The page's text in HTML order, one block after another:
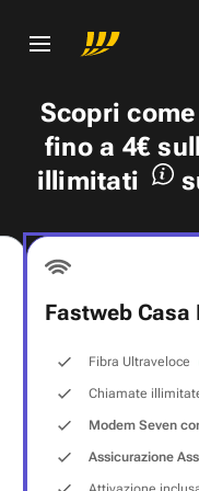
Scopri
fino a 4€
illimitati
Fastweb Casa
Fibra Ultraveloce
Chiamate
Modem Seven
Assicurazione